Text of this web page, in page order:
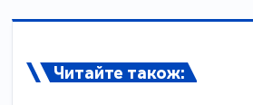
Читайте також: